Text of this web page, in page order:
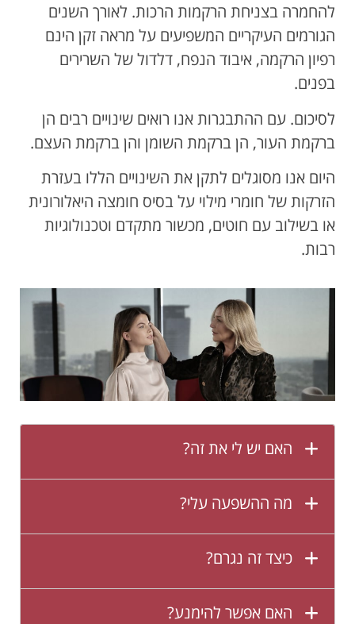
להחמרה בצניחת הרקמות הרכות. לאורך השנים
הגורמים העיקריים המשפיעים על מראה זקן הינם
רפיון הרקמה, איבוד הנפח, דלדול של השרירים
בפנים.
לסיכום. עם ההתבגרות אנו רואים שינויים רבים הן
ברקמת העור, הן ברקמת השומן והן ברקמת העצם.
היום אנו מסוגלים לתקן את השינויים הללו בעזרת
הזרקות של חומרי מילוי על בסיס חומצה היאלורונית
או בשילוב עם חוטים, מכשור מתקדם וטכנולוגיות
רבות.
האם יש לי את זה?
מה ההשפעה עלי?
כיצד זה נגרם?
האם אפשר להימנע?